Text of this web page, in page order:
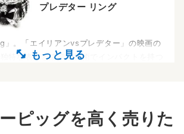
プレデター リング
」。「エイリアンvsプレデター」の映画の
特な表情と繊細な技術でインパクトを持つ
ピッグを高く売りた